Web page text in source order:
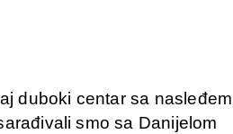
duboki centar sa nasleđem
smo sa Danijelom